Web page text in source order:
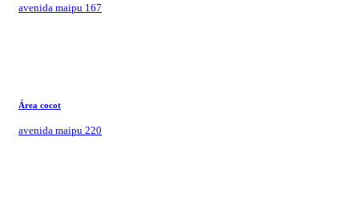
avenida maipu 167
Área cocot
avenida maipu 220